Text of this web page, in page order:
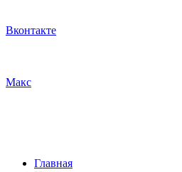
Вконтакте
Макс
Главная